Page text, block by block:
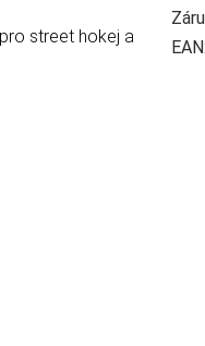
street hokej a
EAN: